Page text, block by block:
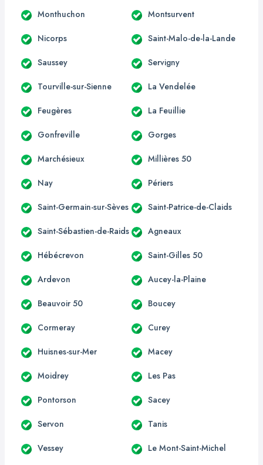
Monthuchon Montsurvent
Nicorps Saint-Malo-de-la-Lande
Saussey Servigny
Tourville-sur-Sienne La Vendelée
Feugères La Feuillie
Gonfreville Gorges
Marchésieux Millières 50
Nay Périers
Saint-Germain-sur-Sèves Saint-Patrice-de-Claids
Saint-Sébastien-de-Raids Agneaux
Hébécrevon Saint-Gilles 50
Ardevon Aucey-la-Plaine
Beauvoir 50 Boucey
Cormeray Curey
Huisnes-sur-Mer Macey
Moidrey Les Pas
Pontorson Sacey
Servon Tanis
Vessey Le Mont-Saint-Michel